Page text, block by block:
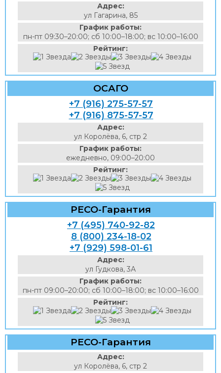
Адрес:
ул Гагарина, 85
График работы:
пн-пт 09:30–20:00; сб 10:00–18:00; вс 10:00–16:00
Рейтинг:
ОСАГО
+7 (916) 275-57-57
+7 (916) 875-57-57
Адрес:
ул Королёва, 6, стр 2
График работы:
ежедневно, 09:00–20:00
Рейтинг:
РЕСО-Гарантия
+7 (495) 740-92-82
8 (800) 234-18-02
+7 (929) 598-01-61
Адрес:
ул Гудкова, 3А
График работы:
пн-пт 09:00–20:00; сб 10:00–18:00; вс 10:00–16:00
Рейтинг:
РЕСО-Гарантия
Адрес:
ул Королёва, 6, стр 2